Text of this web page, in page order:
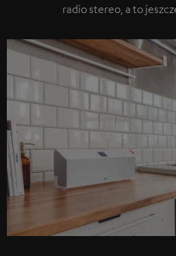
radio stereo, a to